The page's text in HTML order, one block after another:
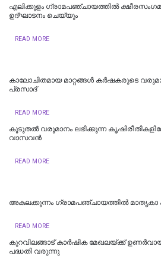
‌എലിക്കുളം ഗ്രാമപഞ്ചായത്തില്‍
ഉദ്ഘാടനം ചെയ്യും
READ MORE
കാലോചിതമായ മാറ്റങ്ങൾ കർഷകരുടെ
പ്രസാദ്
READ MORE
കൂടുതൽ വരുമാനം ലഭിക്കുന്ന
വാസവൻ
READ MORE
അകലക്കുന്നം ഗ്രാമപഞ്ചായത്തിൽ മാതൃകാ
READ MORE
കുറവിലങ്ങാട് കാർഷിക മേഖലയ്ക്ക്
പദ്ധതി വരുന്നു